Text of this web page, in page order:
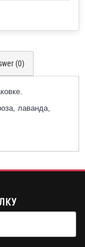
(0)
лаванда,